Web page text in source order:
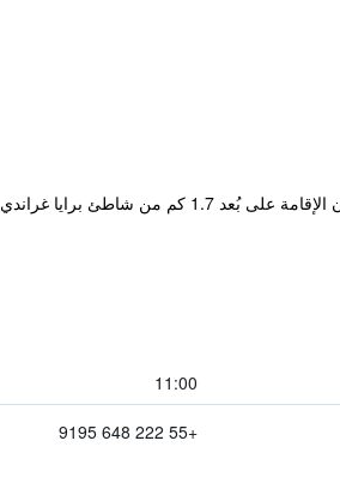
يقع مكان إقامة "Airport Pousada" في كابو فريو، ويتميز بدراجات هوائية مجانية وحديقة وصالة مشتركة ومطعم. يقع مكان الإقامة على بُعد 1.7 كم من شاطئ برايا غراندي
11:00
+55 222 648 9195